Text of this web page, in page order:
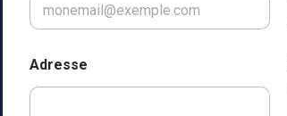
é
é
p
h
Adresse